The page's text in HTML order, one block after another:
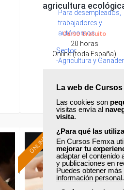
La web de
Las cookies son
visitas envía al
visita.
¿Para qué las
En Cursos Femxa
mejorar tu
adaptar el contenido
y publicaciones en
Puedes obtener
información personal.
Para desempleados,
trabajadores y
autónomos.
Sector
-Agricultura y
agricultura
Curso Gratuito
20 horas
Online (toda España)
4 290
ONLINE